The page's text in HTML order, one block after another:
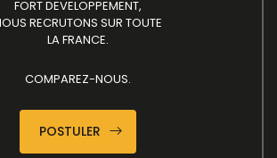
FORT DEVELOPPEMENT,
RECRUTONS SUR TOUTE
LA FRANCE.
COMPAREZ-NOUS.
POSTULER